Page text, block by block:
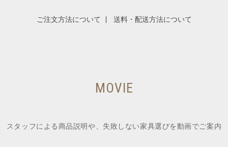
ご注文方法について 送料・配送方法について
MOVIE
スタッフによる商品説明や、失敗しない家具選びを動画でご案内